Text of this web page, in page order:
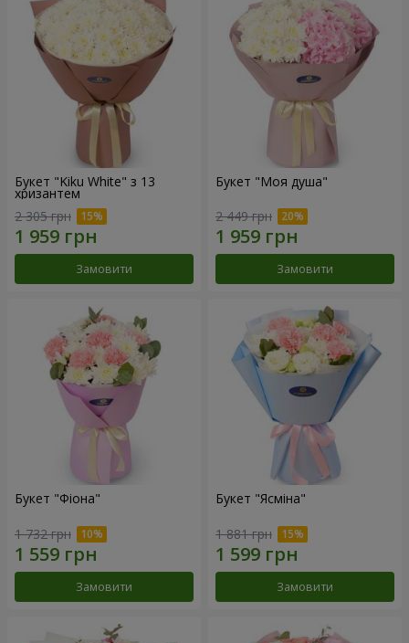
Букет "Kiku White" з 13
хризантем
2 305 грн
Замовити
Букет "Моя душа"
2 449 грн
Замовити
Букет "Фіона"
1 732 грн
Замовити
Букет "Ясміна"
1 881 грн
Замовити